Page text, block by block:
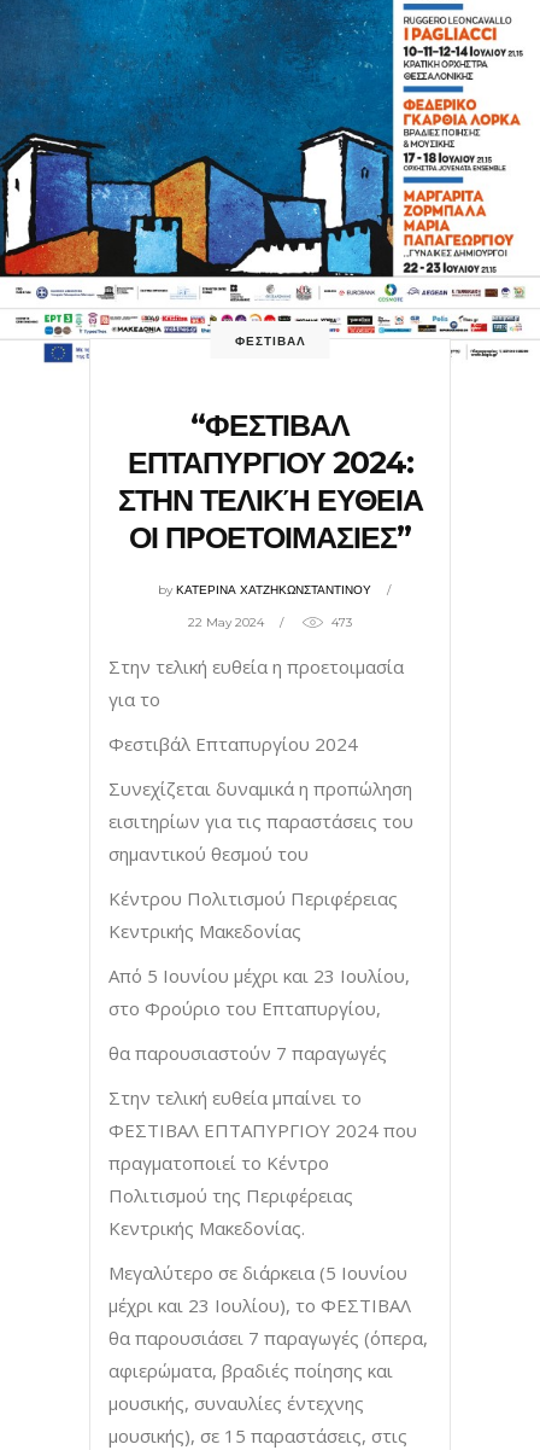
ΦΕΣΤΙΒΑΛ
“ΦΕΣΤΙΒΑΛ
ΕΠΤΑΠΥΡΓΙΟΥ 2024:
ΣΤΗΝ ΤΕΛΙΚΉ ΕΥΘΕΙΑ
ΟΙ ΠΡΟΕΤΟΙΜΑΣΙΕΣ”
byΚΑΤΕΡΙΝΑ ΧΑΤΖΗΚΩΝΣΤΑΝΤΙΝΟΥ
22 May 2024 473
Στην τελική ευθεία η προετοιμασία
για το
Φεστιβάλ Επταπυργίου 2024
Συνεχίζεται δυναμικά η προπώληση
εισιτηρίων για τις παραστάσεις του
σημαντικού θεσμού του
Κέντρου Πολιτισμού Περιφέρειας
Κεντρικής Μακεδονίας
Από 5 Ιουνίου μέχρι και 23 Ιουλίου,
στο Φρούριο του Επταπυργίου,
θα παρουσιαστούν 7 παραγωγές
Στην τελική ευθεία μπαίνει το
ΦΕΣΤΙΒΑΛ ΕΠΤΑΠΥΡΓΙΟΥ 2024 που
πραγματοποιεί το Κέντρο
Πολιτισμού της Περιφέρειας
Κεντρικής Μακεδονίας.
Μεγαλύτερο σε διάρκεια (5 Ιουνίου
μέχρι και 23 Ιουλίου), το ΦΕΣΤΙΒΑΛ
θα παρουσιάσει 7 παραγωγές (όπερα,
αφιερώματα, βραδιές ποίησης και
μουσικής, συναυλίες έντεχνης
μουσικής), σε 15 παραστάσεις, στις